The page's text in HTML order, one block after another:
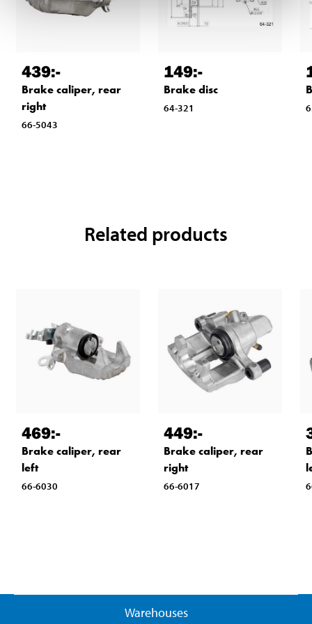
439:-
Brake caliper, rear
right
66-5043
149:-
Brake disc
64-321
Related products
469:-
Brake caliper, rear
left
66-6030
449:-
Brake caliper, rear
right
66-6017
Warehouses